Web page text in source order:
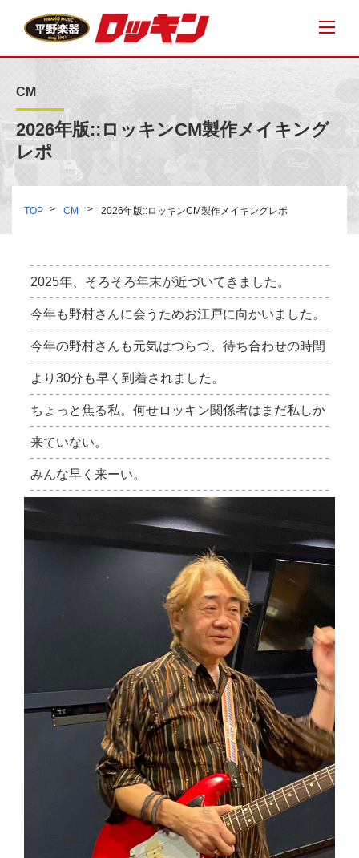
CM
2026年版::ロッキンCM製作メイキング
レポ
TOP CM 2026年版::ロッキンCM製作メイキングレポ
2025年、そろそろ年末が近づいてきました。
今年も野村さんに会うためお江戸に向かいました。
今年の野村さんも元気はつらつ、待ち合わせの時間
より30分も早く到着されました。
ちょっと焦る私。何せロッキン関係者はまだ私しか
来ていない。
みんな早く来ーい。